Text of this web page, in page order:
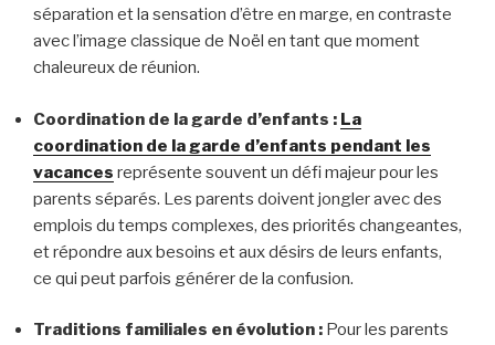
séparation et la sensation d’être en marge, en contraste
avec l’image classique de Noël en tant que moment
chaleureux de réunion.
Coordination de la garde d’enfants : La
coordination de la garde d’enfants pendant les
vacances représente souvent un défi majeur pour les
parents séparés. Les parents doivent jongler avec des
emplois du temps complexes, des priorités changeantes,
et répondre aux besoins et aux désirs de leurs enfants,
ce qui peut parfois générer de la confusion.
Traditions familiales en évolution : Pour les parents